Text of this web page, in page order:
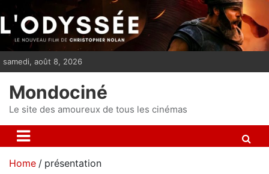
i
p
n
samedi, août 8, 2026
Mondociné
Le site des amoureux de tous les cinémas
Home présentation